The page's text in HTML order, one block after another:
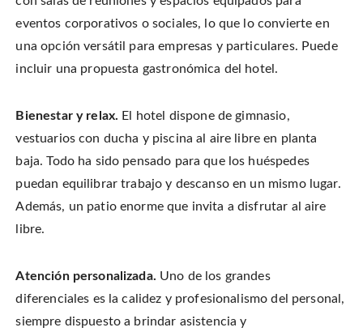
eventos corporativos o sociales, lo que lo convierte en
una opción versátil para empresas y particulares. Puede
incluir una propuesta gastronómica del hotel.
Bienestar y relax. El hotel dispone de gimnasio,
vestuarios con ducha y piscina al aire libre en planta
baja. Todo ha sido pensado para que los huéspedes
puedan equilibrar trabajo y descanso en un mismo lugar.
Además, un patio enorme que invita a disfrutar al aire
libre.
Atención personalizada. Uno de los grandes
diferenciales es la calidez y profesionalismo del personal,
siempre dispuesto a brindar asistencia y